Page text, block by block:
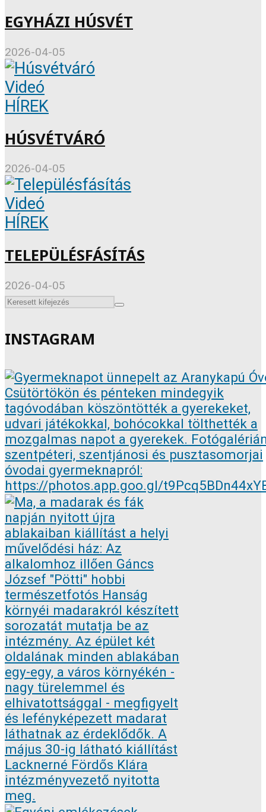
EGYHÁZI HÚSVÉT
2026-04-05
Videó
HÍREK
HÚSVÉTVÁRÓ
2026-04-05
Videó
HÍREK
TELEPÜLÉSFÁSÍTÁS
2026-04-05
INSTAGRAM